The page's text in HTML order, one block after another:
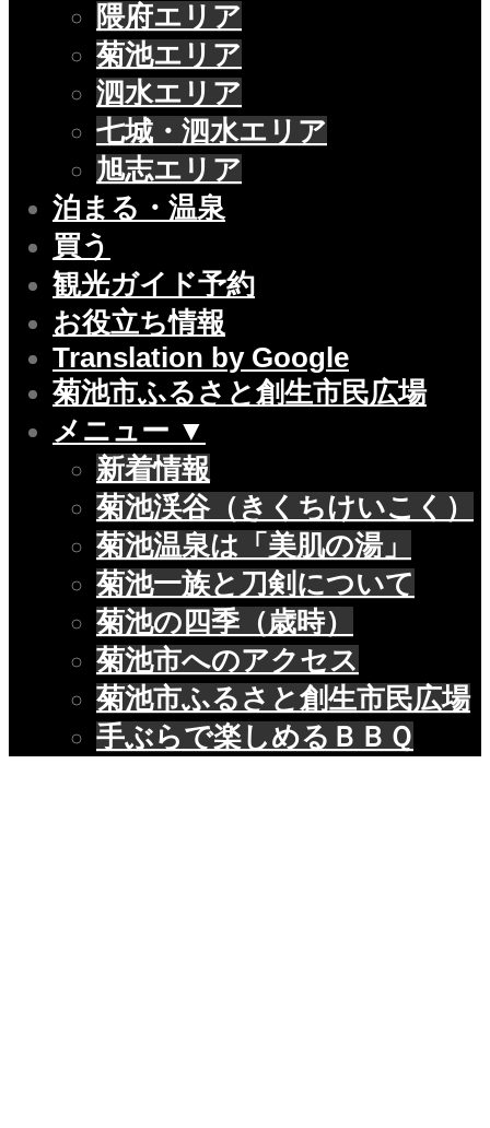
隈府エリア
菊池エリア
泗水エリア
七城・泗水エリア
旭志エリア
泊まる・温泉
買う
観光ガイド予約
お役立ち情報
Translation by Google
菊池市ふるさと創生市民広場
メニュー ▼
新着情報
菊池渓谷（きくちけいこく）
菊池温泉は「美肌の湯」
菊池一族と刀剣について
菊池の四季（歳時）
菊池市へのアクセス
菊池市ふるさと創生市民広場
手ぶらで楽しめるＢＢＱ